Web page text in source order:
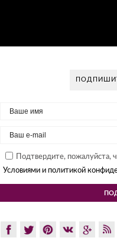
Подтвердите, пожалуйста,
Условиями и политикой